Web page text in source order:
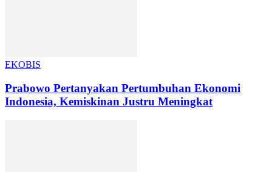
EKOBIS
Prabowo Pertanyakan Pertumbuhan Ekonomi
Indonesia, Kemiskinan Justru Meningkat